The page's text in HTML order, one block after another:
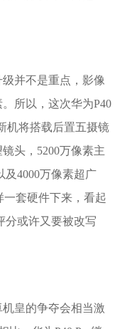
并不是重点，影像
所以，这次华为P40
机将搭载后置五摄镜
头，5200万像素主
及4000万像素超广
一套硬件下来，看起
分或许又要被改写
皇的争夺会相当激